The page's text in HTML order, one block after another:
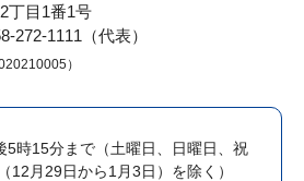
丁目1番1号
1111（代表）
）
5時15分まで （土曜日、日曜日、祝
12月29日から1月3日）を除く）